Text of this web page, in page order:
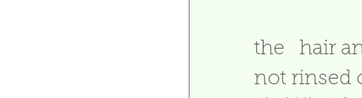
the   hair
not rinsed